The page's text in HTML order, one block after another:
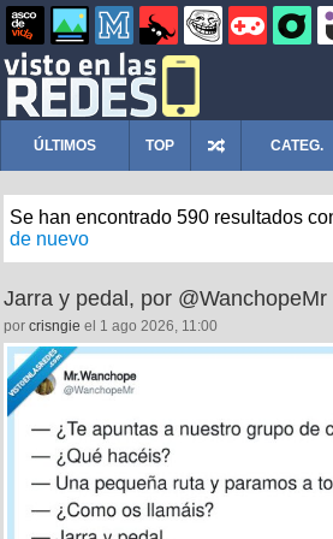
ÚLTIMOS TOP CATEG.
Se han encontrado 590 resultados
de nuevo
Jarra y pedal, por @WanchopeMr
por crisngie el 1 ago 2026, 11:00